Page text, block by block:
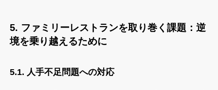
5. ファミリーレストランを取り巻く課題：逆
境を乗り越えるために
5.1. 人手不足問題への対応